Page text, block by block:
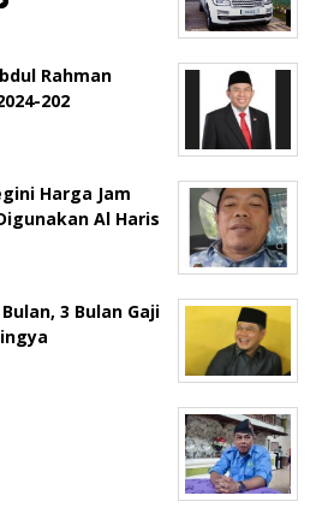
Rahman
202
Harga Jam
Al Haris
3 Bulan Gaji